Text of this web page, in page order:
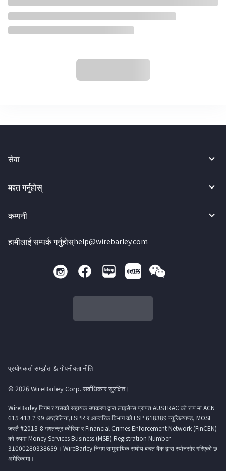
सेवा
मद्दत गर्नुहोस्
कम्पनी
हामीलाई सम्पर्क गर्नुहोस्help@wirebarley.com
प्रयोगकर्ता सम्झौता & गोपनीयता नीति
© 2026 WireBarley Corp. सर्वाधिकार सुरक्षित।
WireBarley निगम र यसको सहायक उपकरण द्वारा लाइसेन्स प्रापत AUSTRAC को रूप मा ACN
615 413 7 99 अष्ट्रेलिया,FSPR र आन्तरिक विभाग को FSP 618389 न्युजिल्याण्ड, MOSF
जस्तै #2018-8 गणतन्त्र कोरिया र Financial Crimes Enforcement Network (FinCEN)
को रुपमा Money Services Business (MSB) Registration Number
31000280338659। WireBarley निगम सामुदायिक संघीय बचत बैंक द्वारा स्पोनसोर गरिएको छ
अमेरिकामा।